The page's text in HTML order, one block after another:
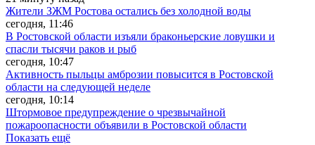
Жители ЗЖМ Ростова остались без холодной воды
сегодня, 11:46
В Ростовской области изъяли браконьерские ловушки и
спасли тысячи раков и рыб
сегодня, 10:47
Активность пыльцы амброзии повысится в Ростовской
области на следующей неделе
сегодня, 10:14
Штормовое предупреждение о чрезвычайной
пожароопасности объявили в Ростовской области
Показать ещё